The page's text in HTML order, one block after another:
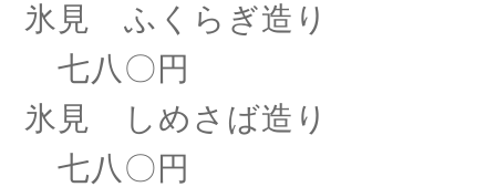
氷見 ふくらぎ造り
七八〇円
氷見 しめさば造り
七八〇円